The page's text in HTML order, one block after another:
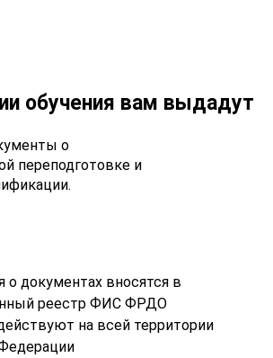
обучения вам выдадут
о
переподготовке и
о документах вносятся в
реестр ФИС ФРДО
на всей территории